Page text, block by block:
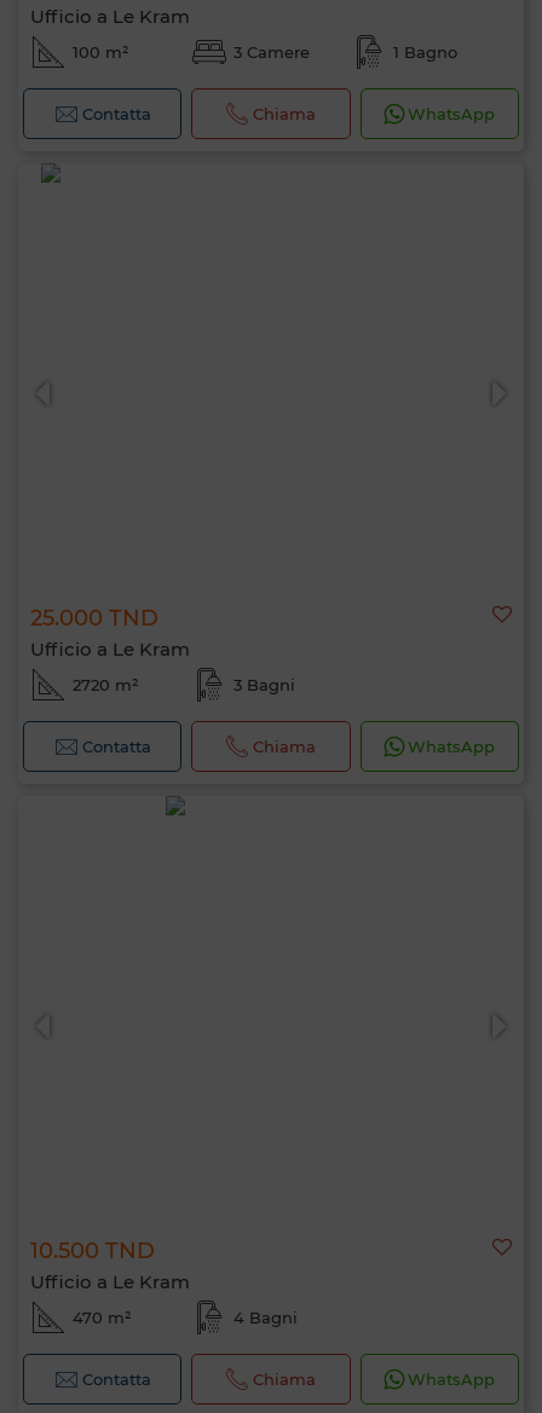
Ufficio a Le Kram
100 m² 3 Camere 1 Bagno
Contatta Chiama WhatsApp
25.000 TND
Ufficio a Le Kram
2720 m² 3 Bagni
Contatta Chiama WhatsApp
10.500 TND
Ufficio a Le Kram
470 m² 4 Bagni
Contatta Chiama WhatsApp